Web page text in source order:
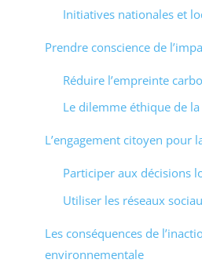
Initiatives nationales et
Prendre conscience de
Réduire l’empreinte
Le dilemme éthique de
L’engagement citoyen pour
Participer aux décisions
Utiliser les réseaux
Les conséquences de
environnementale